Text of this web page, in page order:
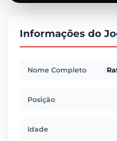
Informações do
Nome Completo
Posição
Idade